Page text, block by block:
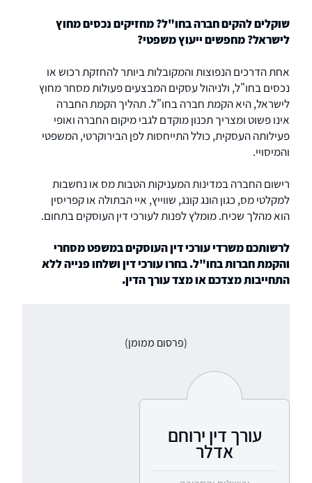
כשירות חיצוני, DPO as a service, יועץ סייבר
שוקלים להקים חברה בחו"ל? מחזיקים נכסים מחוץ
לישראל? מחפשים ייעוץ משפטי?
אחת הדרכים הנפוצות והמקובלות ביותר להחזקת רכוש או
נכסים בחו"ל, ולניהול עסקים המבצעים פעולות מסחר מחוץ
לישראל, היא הקמת חברה בחו"ל. תהליך הקמת החברה
אינו פשוט ומצריך תכנון מוקדם לגבי מיקום החברה ואופי
פעילותה העסקית, כולל התייחסות לפן הבירוקרטי, המשפטי
והמיסויי.
רישום החברה במדינות המעניקות הטבות מס או נחשבות
למקלטי מס, כגון הונג קונג, שווייץ, איי הבתולה או קפריסין
הוא מהלך שכיח. מומלץ לפנות לעורכי דין העוסקים בתחום.
לרשותכם משרדי עורכי דין העוסקים במשפט מסחרי
והקמת חברות בחו"ל. בחרו עורכי דין ושלחו פנייה ללא
התחייבות מצדכם או מצד עורך הדין.
(פרסום ממומן)
עורך דין ירוחם
אדלר